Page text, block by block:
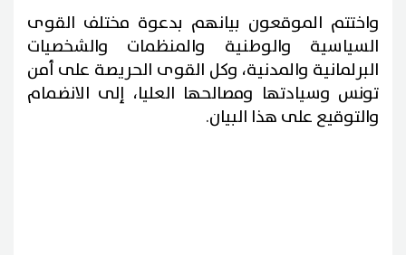
واختتم الموقعون بيانهم بدعوة مختلف القوى
السياسية والوطنية والمنظمات والشخصيات
البرلمانية والمدنية، وكل القوى الحريصة على أمن
تونس وسيادتها ومصالحها العليا، إلى الانضمام
والتوقيع على هذا البيان.